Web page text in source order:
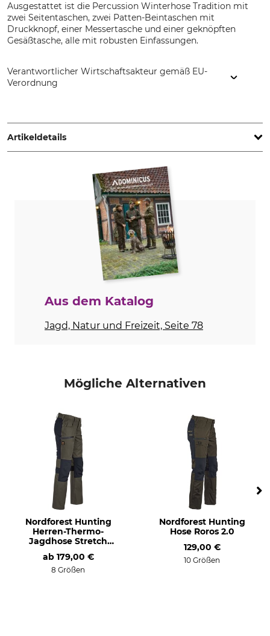
Ausgestattet ist die Percussion Winterhose Tradition mit
zwei Seitentaschen, zwei Patten-Beintaschen mit
Druckknopf, einer Messertasche und einer geknöpften
Gesäßtasche, alle mit robusten Einfassungen.
Verantwortlicher Wirtschaftsakteur gemäß EU-
Verordnung
www.percussion-europe.com
Artikeldetails
Produkttyp
Jagdhose
Modellbezeichnung
Oberstoff
65% Polyester
35% Baumwolle
Waschen
30 °C Buntwäsche
Bleichen
Nicht bleichen
Nicht im Wäschetrockner
trocknen
Atmungsaktivität
Eigenschaften
Komfortbund
Jahreszeit
Winter
Passform
Wasserdichtigkeit
wasserabweisend
Aus dem Katalog
Jagd, Natur und Freizeit, Seite 78
Mögliche Alternativen
Nordforest Hunting
Herren-Thermo-
Jagdhose Stretch
ab 179,00 €
8 Größen
Nordforest Hunting
Hose Roros 2.0
129,00 €
10 Größen